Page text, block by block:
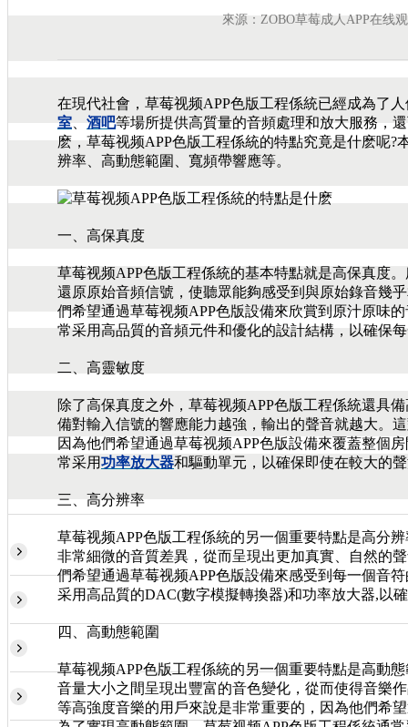
來源：ZOBO草莓成人APP在线
在現代社會，草莓视频APP色版工程係統已經成為了
室
酒吧等場所提供高質量的音頻處理和放大服務，
麽，草莓视频APP色版工程係統的特點究竟是什麽呢
辨率、高動態範圍、寬頻帶響應等。
一、高保真度
草莓视频APP色版工程係統的基本特點就是高保真度
還原原始音頻信號，使聽眾能夠感受到與原始錄音幾
們希望通過草莓视频APP色版設備來欣賞到原汁原味
常采用高品質的音頻元件和優化的設計結構，以確保
二、高靈敏度
除了高保真度之外，草莓视频APP色版工程係統還具
備對輸入信號的響應能力越強，輸出的聲音就越大。
因為他們希望通過草莓视频APP色版設備來覆蓋整個
常采用功率放大器和驅動單元，以確保即使在較大的
三、高分辨率
草莓视频APP色版工程係統的另一個重要特點是高分
非常細微的音質差異，從而呈現出更加真實、自然的
們希望通過草莓视频APP色版設備來感受到每一個音
采用高品質的DAC(數字模擬轉換器)和功率放大器,以
四、高動態範圍
草莓视频APP色版工程係統的另一個重要特點是高動
音量大小之間呈現出豐富的音色變化，從而使得音樂
等高強度音樂的用戶來說是非常重要的，因為他們希